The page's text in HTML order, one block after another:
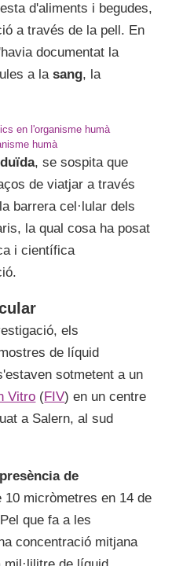
d'aliments i begudes,
a través de la pell. En
documentat la
a lasang, la
humà
, se sospita que
de viatjar a través
barrera cel·lular dels
la qual cosa ha posat
i científica
els
de líquid
sotmetent a un
Vitro (FIV) en un centre
a Salern, al sud
presència de
10 micròmetres en 14 de
que fa a les
concentració mitjana